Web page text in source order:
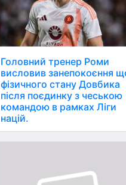
Головний тренер Роми
висловив занепокоєння
фізичного стану Довбика
після поєдинку з чеською
командою в рамках Ліги
націй.